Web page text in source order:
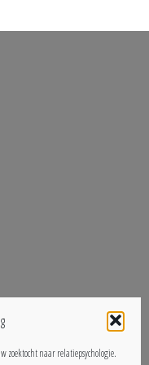
zoektocht naar relatiepsychologie.